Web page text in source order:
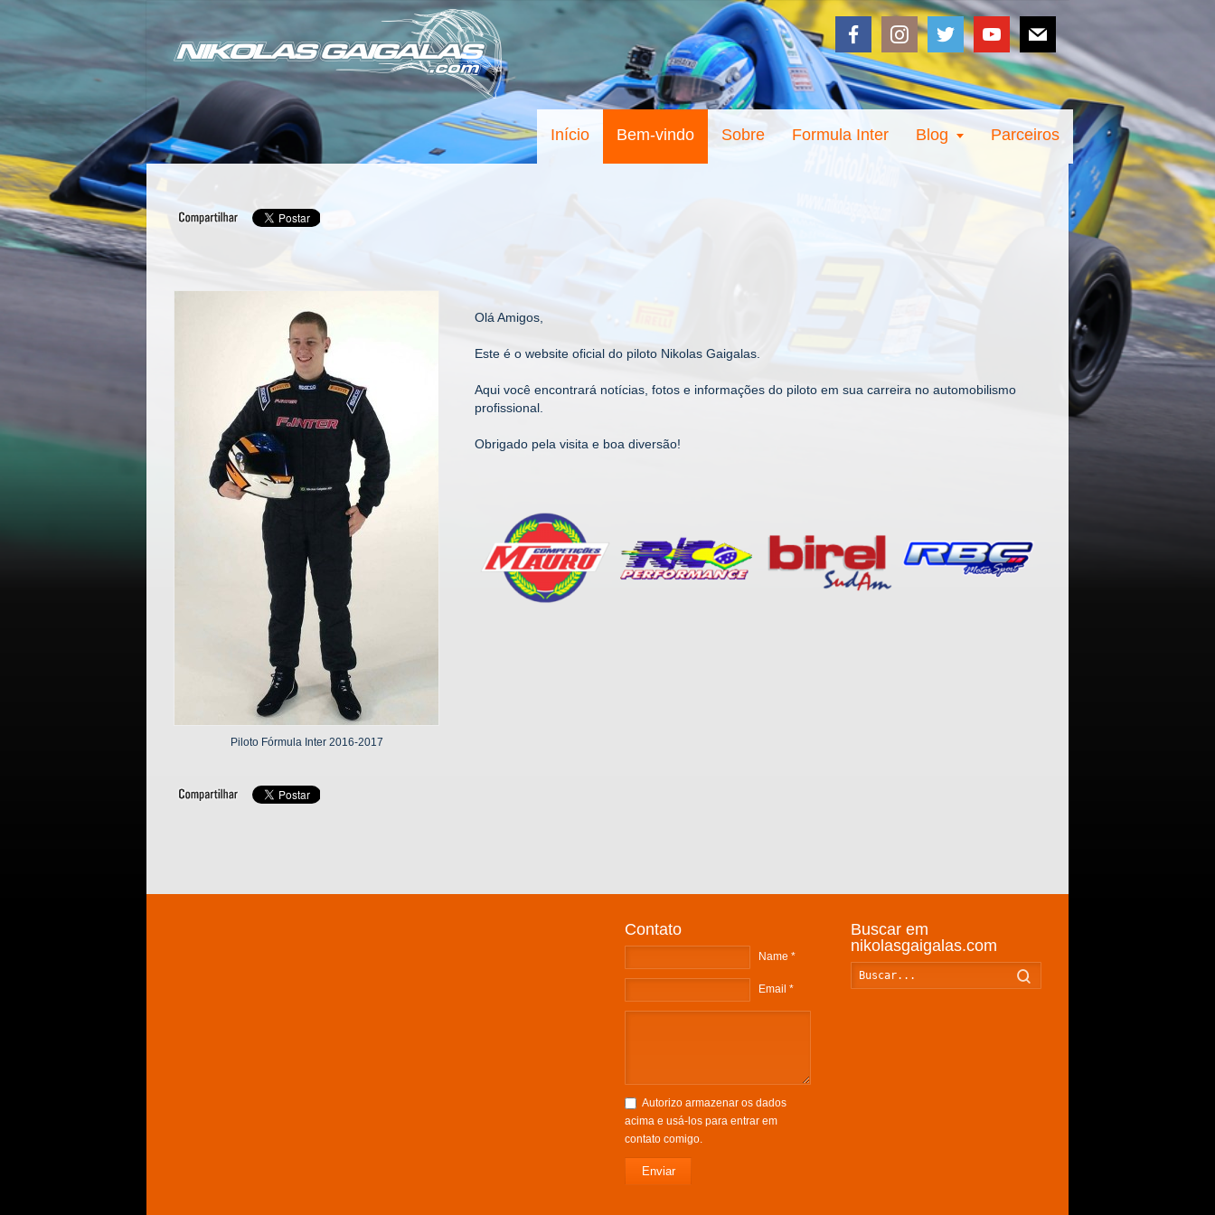
Início Bem-vindo Sobre Formula Inter Blog Parceiros
Piloto Fórmula Inter 2016-2017
Olá Amigos,
Este é o website oficial do piloto Nikolas Gaigalas.
Aqui você encontrará notícias, fotos e informações do piloto em sua carreira no automobilismo
profissional.
Obrigado pela visita e boa diversão!
Contato
Name *
Email *
Autorizo armazenar os dados
acima e usá-los para entrar em
contato comigo.
Enviar
Buscar em
nikolasgaigalas.com